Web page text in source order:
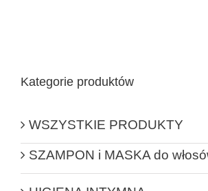
Kategorie produktów
SZAMPON i MASKA do
WSZYSTKIE PRODUKTY